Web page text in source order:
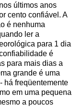
últimos anos
cento confiável. A
é nenhuma
ler a
para 1 dia
é
para mais dias a
grande é uma
há freqüentemente
em uma pequena
a poucos